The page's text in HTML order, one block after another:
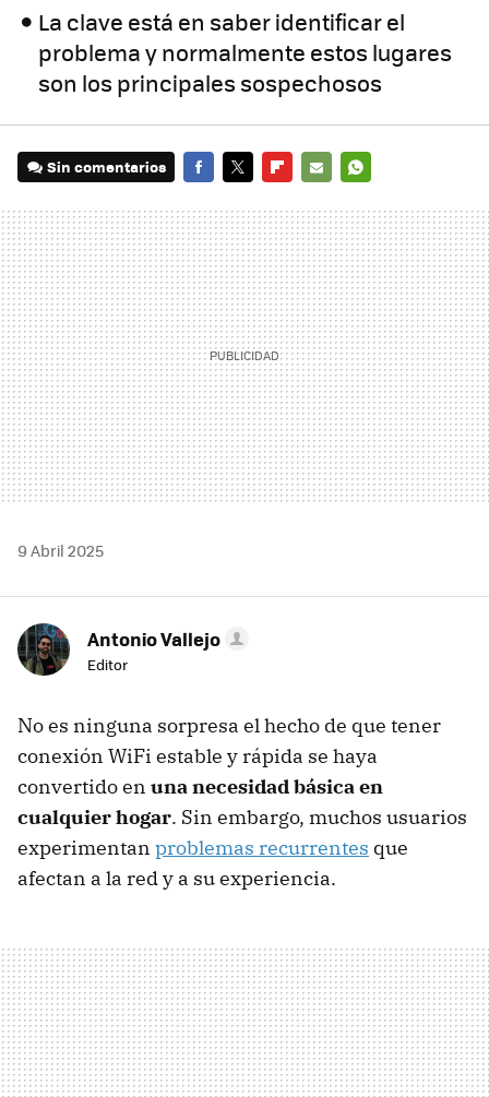
La clave está en saber identificar el
problema y normalmente estos lugares
son los principales sospechosos
Sin comentarios
MAIL
9 Abril 2025
Antonio Vallejo
Editor
No es ninguna sorpresa el hecho de que tener
conexión WiFi estable y rápida se haya
convertido en una necesidad básica en
cualquier hogar. Sin embargo, muchos usuarios
experimentan problemas recurrentes que
afectan a la red y a su experiencia.